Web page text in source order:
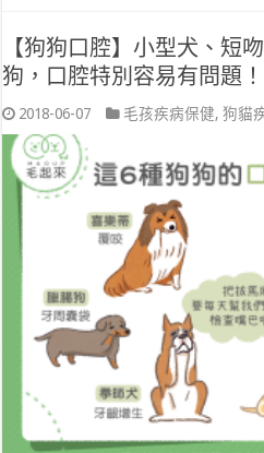
【狗狗口腔】小型犬、短
狗，口腔特別容易有問題！
2018-06-07 毛孩疾病保健,狗貓